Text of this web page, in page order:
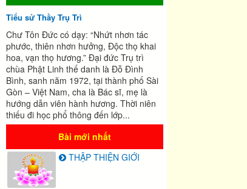
Tiểu sử Thầy Trụ Trì
Chư Tôn Đức có dạy: “Nhứt nhơn tác
phước, thiên nhơn hưởng, Độc thọ khai
hoa, vạn thọ hương.” Đại đức Trụ trì
chùa Phật Linh thế danh là Đỗ Đình
Bình, sanh năm 1972, tại thành phố Sài
Gòn – Việt Nam, cha là Bác sĩ, mẹ là
hướng dẫn viên hành hương. Thời niên
thiếu đi học phổ thông đến lớp...
Bài mới nhất
THẬP THIỆN GIỚI